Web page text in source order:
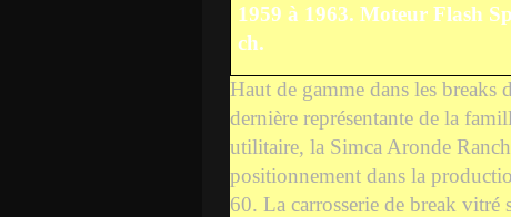
1959 à 1963. Moteur Flash
ch.
Haut de gamme dans les breaks
dernière représentante de la
utilitaire, la Simca Aronde
positionnement dans la
60. La carrosserie de break vitré